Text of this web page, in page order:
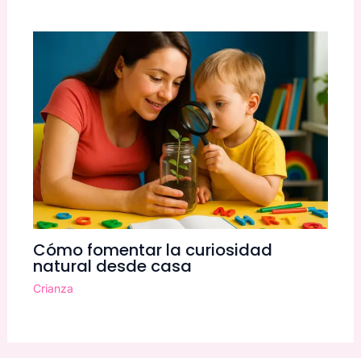
Cómo fomentar la curiosidad
natural desde casa
Crianza